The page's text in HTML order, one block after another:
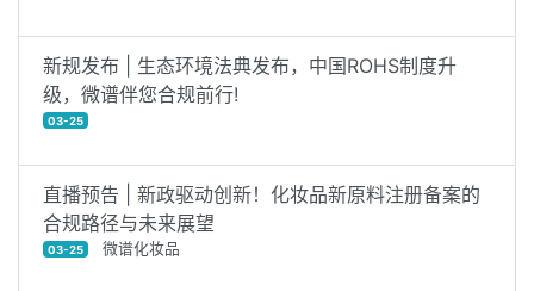
新规发布 | 生态环境法典发布，中国ROHS制度升
级，微谱伴您合规前行!
03-25
直播预告 | 新政驱动创新！化妆品新原料注册备案的
合规路径与未来展望
03-25 微谱化妆品